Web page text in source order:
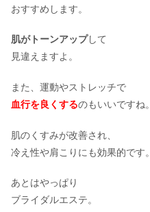
おすすめします。
肌がトーンアップして
見違えますよ。
また、運動やストレッチで
血行を良くするのもいいですね。
肌のくすみが改善され、
冷え性や肩こりにも効果的です。
あとはやっぱり
ブライダルエステ。